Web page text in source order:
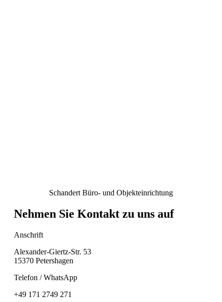
Schandert Büro- und Objekteinrichtung
Nehmen Sie Kontakt zu uns auf
Anschrift
Alexander-Giertz-Str. 53
15370 Petershagen
Telefon / WhatsApp
+49 171 2749 271